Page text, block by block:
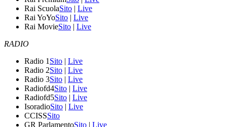
Rai ScuolaSito | Live
Rai YoYoSito | Live
Rai MovieSito | Live
RADIO
Radio 1 Sito | Live
Radio 2Sito | Live
Radio 3Sito | Live
Radiofd4Sito | Live
Radiofd5Sito | Live
IsoradioSito | Live
CCISSSito
GR ParlamentoSito | Live